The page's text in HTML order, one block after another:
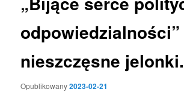
odpowiedzialności”
nieszczęsne jelonki.
Opublikowany2023-02-21